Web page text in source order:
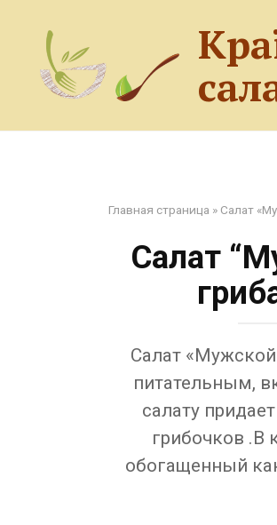
Главная страница » Салат
Салат
Салат «Мужской
питательным,
салату
грибочков .В
обогащенный